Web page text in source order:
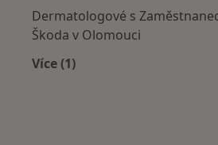
Dermatologové s
Škoda v Olomouci
Více (1)